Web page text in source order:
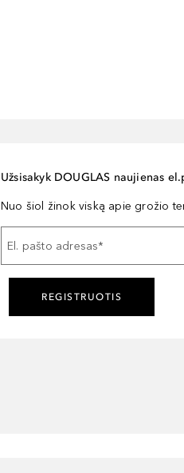
Užsisakyk DOUGLAS naujienas
Nuo šiol žinok viską apie grožio
El. pašto adresas*
REGISTRUOTIS